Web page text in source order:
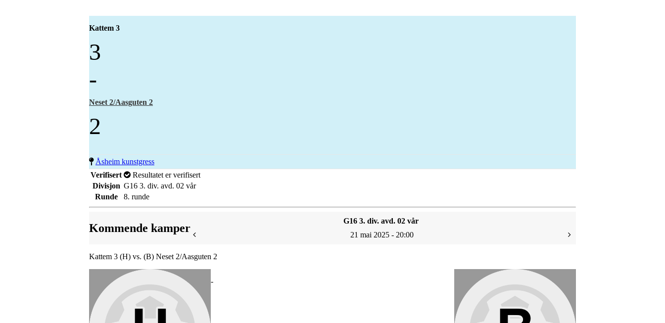
Kattem 3
3
-
Neset 2/Aasguten 2
2
Åsheim kunstgress
Verifisert
Resultatet er verifisert
Divisjon G16 3. div. avd. 02 vår
Runde
8. runde
Kommende kamper
G16 3. div. avd. 02 vår
21 mai 2025 - 20:00
Kattem 3 (H) vs. (B) Neset 2/Aasguten 2
-